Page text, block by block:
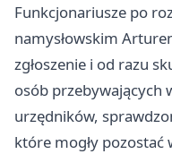
Funkcjonariusze po
namysłowskim
zgłoszenie i od razu
osób przebywających
urzędników,
które mogły pozostać